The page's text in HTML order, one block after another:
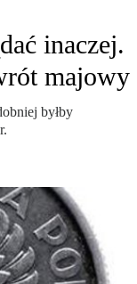
inaczej.
majowy
byłby